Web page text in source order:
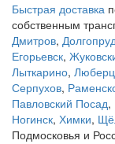
Быстрая доставка
собственным
Дмитров,
Егорьевск,
Лыткарино,
Серпухов,
Павловский Посад,
Ногинск, Химки,
Подмосковья и